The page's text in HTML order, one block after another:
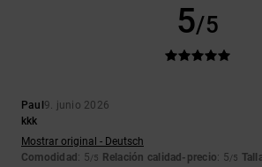
5/5
Paul 9. junio 2026
kkk
Mostrar original - Deutsch
Comodidad : 5/5 Relación calidad-precio: 5/5